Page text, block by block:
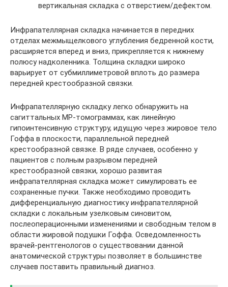
вертикальная складка с отверстием/дефектом.
Инфрапателлярная складка начинается в передних
отделах межмыщелкового углубления бедренной кости,
расширяется вперед и вниз, прикрепляется к нижнему
полюсу надколенника. Толщина складки широко
варьирует от субмиллиметровой вплоть до размера
передней крестообразной связки.
Инфрапателлярную складку легко обнаружить на
сагиттальных МР-томограммах, как линейную
гипоинтенсивную структуру, идущую через жировое тело
Гоффа в плоскости, параллельной передней
крестообразной связке. В ряде случаев, особенно у
пациентов с полным разрывом передней
крестообразной связки, хорошо развитая
инфрапателлярная складка может симулировать ее
сохраненные пучки. Также необходимо проводить
дифференциальную диагностику инфрапателлярной
складки с локальным узелковым синовитом,
послеоперационными изменениями и свободным телом в
области жировой подушки Гоффа. Осведомленность
врачей-рентгенологов о существовании данной
анатомической структуры позволяет в большинстве
случаев поставить правильный диагноз.